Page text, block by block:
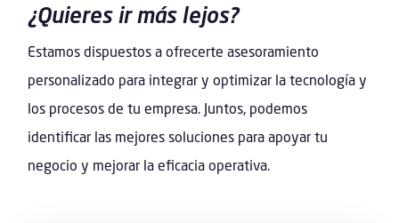
¿Quieres ir más lejos?
Estamos dispuestos a ofrecerte asesoramiento
personalizado para integrar y optimizar la tecnología y
los procesos de tu empresa. Juntos, podemos
identificar las mejores soluciones para apoyar tu
negocio y mejorar la eficacia operativa.